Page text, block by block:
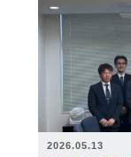
2026.05.13